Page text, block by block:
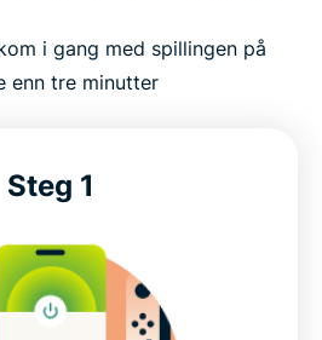
på ExpressVPN for gaming
gaming
spillmiljøer
dine
i gang med spillingen på
enn tre minutter
Steg 1